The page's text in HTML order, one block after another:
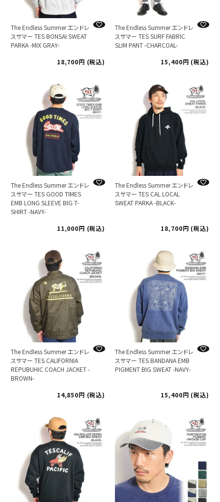
The Endless Summer エンドレ
スサマー TES BONSAI SWEAT
PARKA -MIX GRAY-
18,700
税込
The Endless Summer エンドレ
スサマー TES SURF FABRIC
SLIM PANT -CHARCOAL-
15,400
税込
The Endless Summer エンドレ
スサマー TES GOOD TIMES
EMB LONG SLEEVE BIG T-
SHIRT -NAVY-
11,000
税込
The Endless Summer エンドレ
スサマー TES CAL LOCAL
SWEAT PARKA -BLACK-
18,700 税込
The Endless Summer エンドレ
スサマー TES CALIFORNIA
REPUBUHIC COACH JACKET -
BROWN-
14,850
税込
The Endless Summer エンドレ
スサマー TES BANDANA EMB
PIGMENT BIG SWEAT -NAVY-
15,400 税込